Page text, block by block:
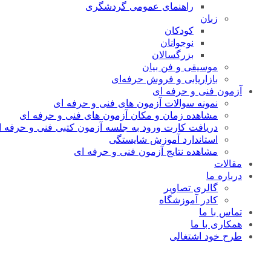
راهنمای عمومی گردشگری
زبان
کودکان
نوجوانان
بزرگسالان
موسیقی و فن بیان
بازاریابی و فروش حرفه‌ای
آزمون فنی و حرفه ای
نمونه سوالات آزمون های فنی و حرفه ای
مشاهده زمان و مکان آزمون های فنی و حرفه ای
دریافت کارت ورود به جلسه آزمون کتبی فنی و حرفه
استاندارد آموزش شایستگی
مشاهده نتایج آزمون فنی و حرفه ای
مقالات
درباره ما
گالری تصاویر
کادر آموزشگاه
تماس با ما
همکاری با ما
طرح خود اشتغالی